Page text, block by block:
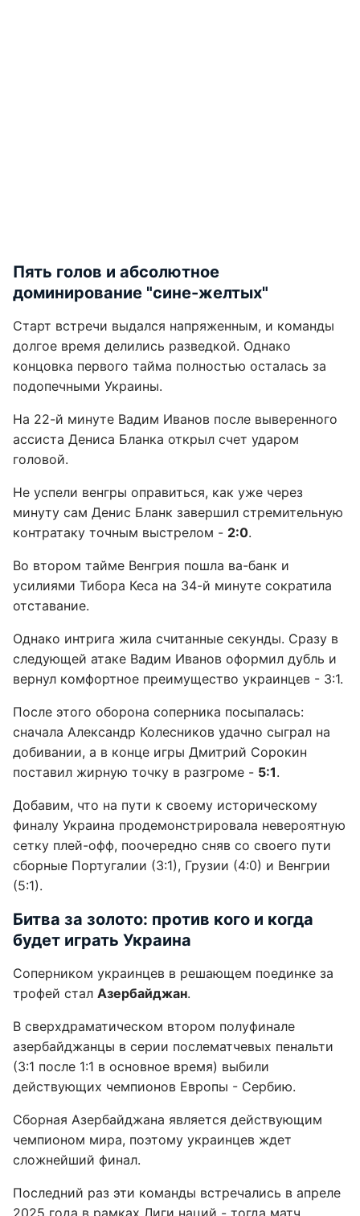
Пять голов и абсолютное
доминирование "сине-желтых"
Старт встречи выдался напряженным, и команды
долгое время делились разведкой. Однако
концовка первого тайма полностью осталась за
подопечными Украины.
На 22-й минуте Вадим Иванов после выверенного
ассиста Дениса Бланка открыл счет ударом
головой.
Не успели венгры оправиться, как уже через
минуту сам Денис Бланк завершил стремительную
контратаку точным выстрелом - 2:0.
Во втором тайме Венгрия пошла ва-банк и
усилиями Тибора Кеса на 34-й минуте сократила
отставание.
Однако интрига жила считанные секунды. Сразу в
следующей атаке Вадим Иванов оформил дубль и
вернул комфортное преимущество украинцев - 3:1.
После этого оборона соперника посыпалась:
сначала Александр Колесников удачно сыграл на
добивании, а в конце игры Дмитрий Сорокин
поставил жирную точку в разгроме - 5:1.
Добавим, что на пути к своему историческому
финалу Украина продемонстрировала невероятную
сетку плей-офф, поочередно сняв со своего пути
сборные Португалии (3:1), Грузии (4:0) и Венгрии
(5:1).
Битва за золото: против кого и когда
будет играть Украина
Соперником украинцев в решающем поединке за
трофей стал Азербайджан.
В сверхдраматическом втором полуфинале
азербайджанцы в серии послематчевых пенальти
(3:1 после 1:1 в основное время) выбили
действующих чемпионов Европы - Сербию.
Сборная Азербайджана является действующим
чемпионом мира, поэтому украинцев ждет
сложнейший финал.
Последний раз эти команды встречались в апреле
2025 года в рамках Лиги наций - тогда матч